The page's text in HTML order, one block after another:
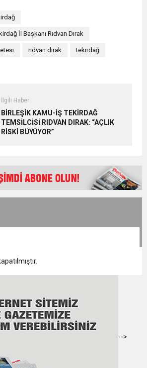
İl Başkanı Rıdvan Dırak
rıdvan dırak tekirdağ
İlgili Haber
BİRLEŞİK KAMU-İŞ TEKİRDAĞ
TEMSİLCİSİ RIDVAN DIRAK: “AÇLIK
RİSKİ BÜYÜYOR”
-->